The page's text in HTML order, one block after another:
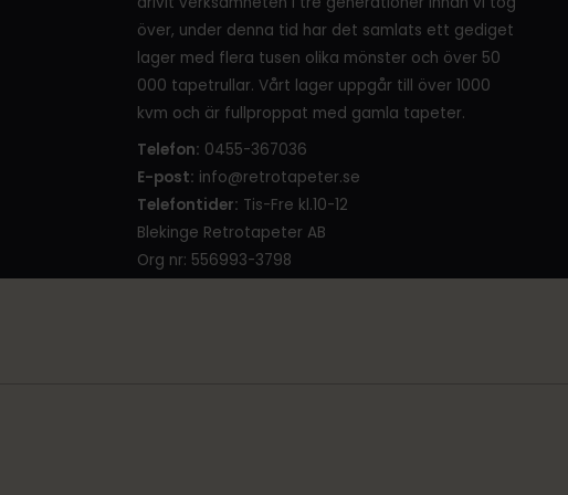
över, under denna tid har det samlats ett gediget
lager med flera tusen olika mönster och över 50
000 tapetrullar. Vårt lager uppgår till över 1000
kvm och är fullproppat med gamla tapeter.
Telefon: 0455-367036
E-post: info@retrotapeter.se
Telefontider: Tis-Fre kl.10-12
Blekinge Retrotapeter AB
Org nr: 556993-3798